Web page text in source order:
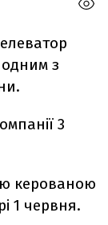
з
3
керованою
1 червня.